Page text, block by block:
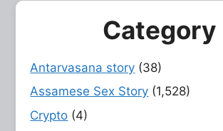
Category
Antarvasana story (38)
Assamese Sex Story (1,528)
Crypto (4)